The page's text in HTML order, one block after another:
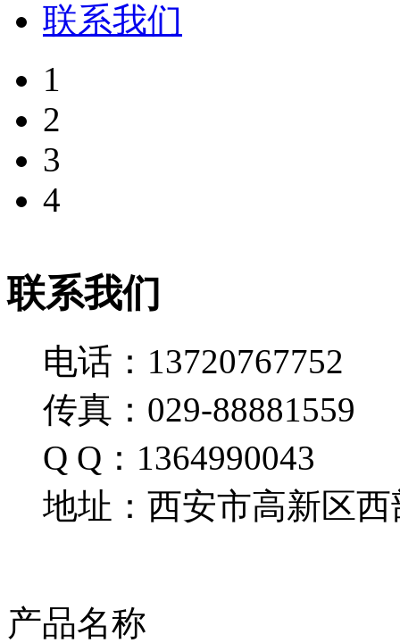
联系我们
1
2
3
4
联系我们
电话：13720767752
传真：029-88881559
Q Q：1364990043
地址：西安市高新区西
产品名称